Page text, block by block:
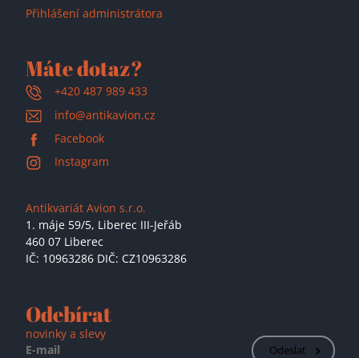
Přihlášení administrátora
Máte dotaz?
+420 487 989 433
info@antikavion.cz
Facebook
Instagram
Antikvariát Avion s.r.o.
1. máje 59/5, Liberec III-Jeřáb
460 07 Liberec
IČ: 10963286 DIČ: CZ10963286
Odebírat
novinky a slevy
Odeslat